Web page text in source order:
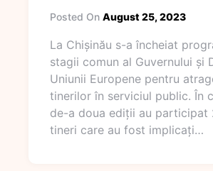
Posted On August 25, 2023
La Chișinău s-a încheiat
stagii comun al Guvernului și
Uniunii Europene pentru
tinerilor în serviciul public. În
de-a doua ediții au participat
tineri care au fost implicați…